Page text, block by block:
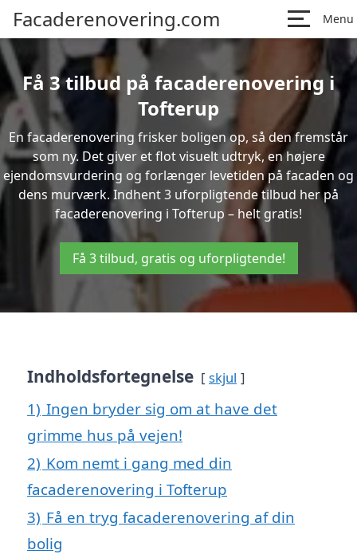
Facaderenovering.com Menu
Få 3 tilbud på facaderenovering i
Tofterup
En facaderenovering frisker boligen op, så den fremstår
som ny. Det giver et flot visuelt udtryk, en højere
ejendomsvurdering og forlænger levetiden på facaden og
dens murværk. Indhent 3 uforpligtende tilbud her på
facaderenovering i Tofterup – helt gratis!
Få 3 tilbud, gratis og uforpligtende!
Indholdsfortegnelse skjul
1) Ingen bryder sig om at have det
grimme hus på vejen!
2) Kom nemt i gang med din
facaderenovering i Tofterup
3) Få en tryg facaderenovering af din
bolig